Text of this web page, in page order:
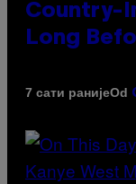
Country-
Long
7 сати ранијеOd